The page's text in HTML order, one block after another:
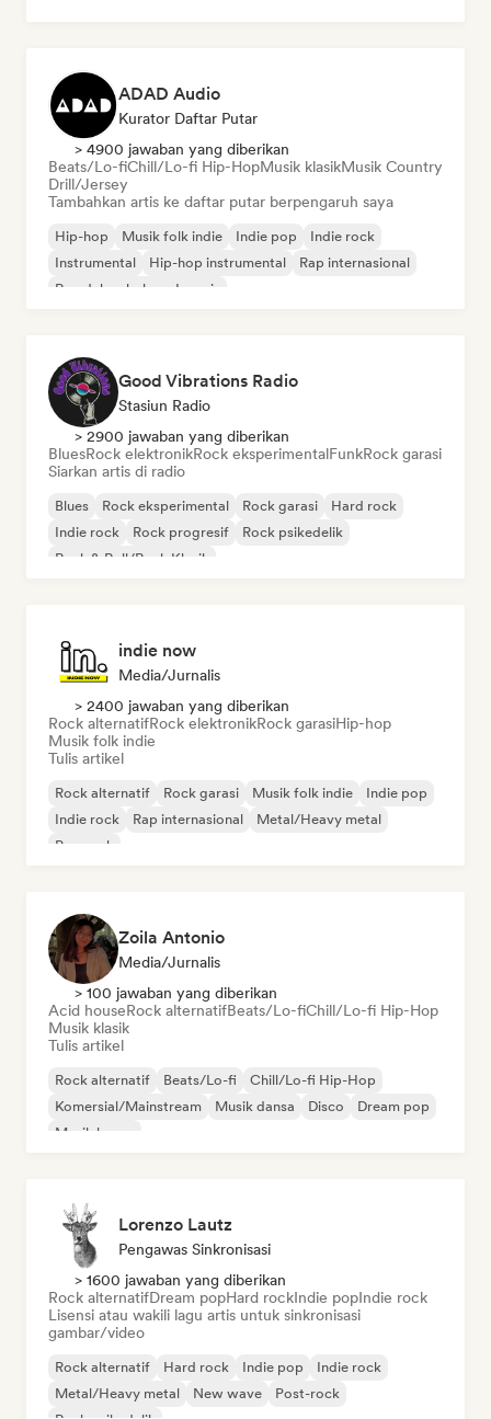
ADAD Audio
Kurator Daftar Putar
> 4900 jawaban yang diberikan
Beats/Lo-fiChill/Lo-fi Hip-HopMusik klasikMusik Country
Drill/Jersey
Tambahkan artis ke daftar putar berpengaruh saya
Hip-hop Musik folk indie Indie pop
Indie rock
Instrumental
Hip-hop instrumental
Rap internasional
Rap dalam bahasa Inggris
Good Vibrations Radio
Stasiun Radio
> 2900 jawaban yang diberikan
BluesRock elektronikRock eksperimentalFunkRock garasi
Siarkan artis di radio
Blues Rock eksperimental Rock garasi
Hard rock
Indie rock
Rock progresif
Rock psikedelik
Rock & Roll/Rock Klasik
indie now
Media/Jurnalis
> 2400 jawaban yang diberikan
Rock alternatifRock elektronikRock garasiHip-hop
Musik folk indie
Tulis artikel
Rock alternatif Rock garasi Musik folk indie
Indie pop
Indie rock
Rap internasional
Metal/Heavy metal
Pop rock
Zoila Antonio
Media/Jurnalis
> 100 jawaban yang diberikan
Acid houseRock alternatifBeats/Lo-fiChill/Lo-fi Hip-Hop
Musik klasik
Tulis artikel
Rock alternatif Beats/Lo-fi
Chill/Lo-fi Hip-Hop
Komersial/Mainstream
Musik dansa Disco
Dream pop
Musik house
Lorenzo Lautz
Pengawas Sinkronisasi
> 1600 jawaban yang diberikan
Rock alternatifDream popHard rockIndie popIndie rock
Lisensi atau wakili lagu artis untuk sinkronisasi
gambar/video
Rock alternatif Hard rock Indie pop
Indie rock
Metal/Heavy metal
New wave
Post-rock